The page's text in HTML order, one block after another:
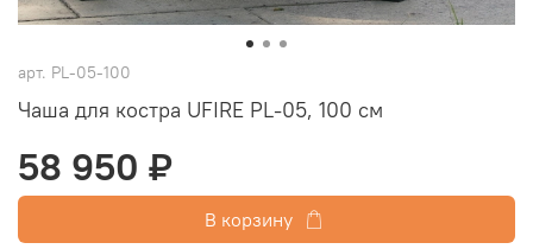
арт. PL-05-100
Чаша для костра UFIRE PL-05, 100 см
58 950 ₽
В корзину